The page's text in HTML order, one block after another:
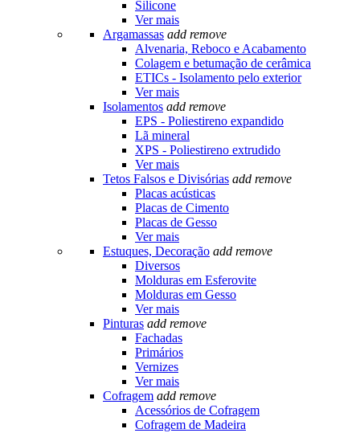
Silicone
Ver mais
Argamassas add remove
Alvenaria, Reboco e Acabamento
Colagem e betumação de cerâmica
ETICs - Isolamento pelo exterior
Ver mais
Isolamentos add remove
EPS - Poliestireno expandido
Lã mineral
XPS - Poliestireno extrudido
Ver mais
Tetos Falsos e Divisórias add remove
Placas acústicas
Placas de Cimento
Placas de Gesso
Ver mais
Estuques, Decoração add remove
Diversos
Molduras em Esferovite
Molduras em Gesso
Ver mais
Pinturas add remove
Fachadas
Primários
Vernizes
Ver mais
Cofragem add remove
Acessórios de Cofragem
Cofragem de Madeira